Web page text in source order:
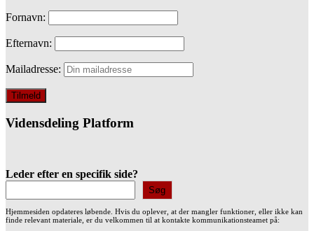
Fornavn:
Efternavn:
Mailadresse:
Vidensdeling Platform
Leder efter en specifik side?
Søg
Hjemmesiden opdateres løbende. Hvis du oplever, at der mangler funktioner, eller ikke kan
finde relevant materiale, er du velkommen til at kontakte kommunikationsteamet på: